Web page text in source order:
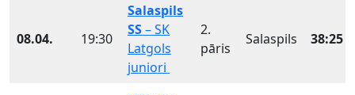
08.04. 19:30
Salaspils
SS– SK
Latgols
juniori
2.
pāris
Salaspils 38:25